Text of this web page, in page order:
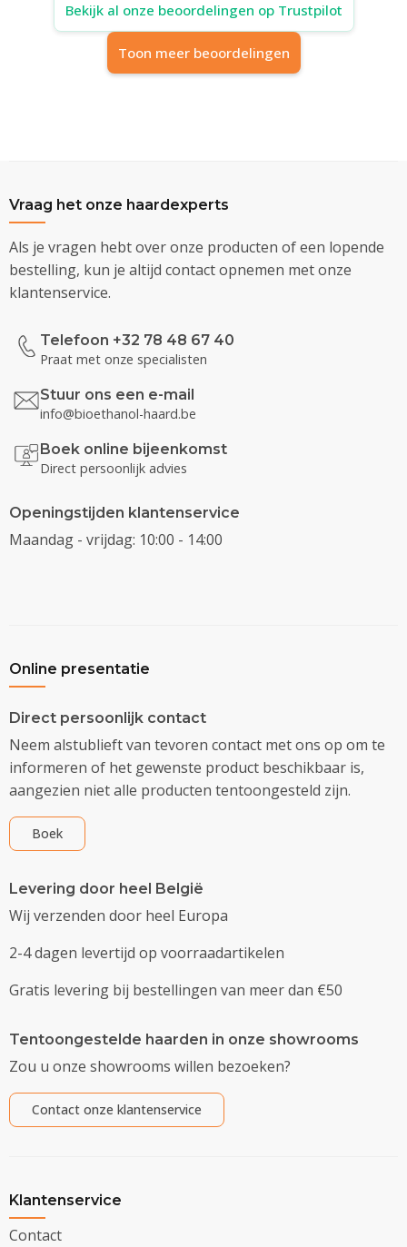
Bekijk al onze beoordelingen op Trustpilot
Toon meer beoordelingen
Vraag het onze haardexperts
Als je vragen hebt over onze producten of een lopende
bestelling, kun je altijd contact opnemen met onze
klantenservice.
Telefoon +32 78 48 67 40
Praat met onze specialisten
Stuur ons een e-mail
info@bioethanol-haard.be
Boek online bijeenkomst
Direct persoonlijk advies
Openingstijden klantenservice
Maandag - vrijdag: 10:00 - 14:00
Online presentatie
Direct persoonlijk contact
Neem alstublieft van tevoren contact met ons op om te
informeren of het gewenste product beschikbaar is,
aangezien niet alle producten tentoongesteld zijn.
Boek
Levering door heel België
Wij verzenden door heel Europa
2-4 dagen levertijd op voorraadartikelen
Gratis levering bij bestellingen van meer dan €50
Tentoongestelde haarden in onze showrooms
Zou u onze showrooms willen bezoeken?
Contact onze klantenservice
Klantenservice
Contact